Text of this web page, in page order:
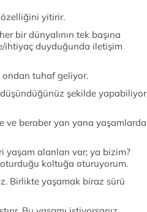
özelliğini yitirir.
bir dünyalının tek başına
ihtiyaç duyduğunda iletişim
ondan tuhaf geliyor.
şekilde yapabiliyor
ve beraber yan yana yaşamlarda
yaşam alanları var; ya bizim?
oturduğu koltuğa oturuyorum.
Birlikte yaşamak biraz sürü